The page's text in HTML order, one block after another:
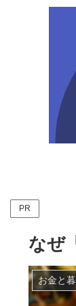
PR
なぜ
お金と